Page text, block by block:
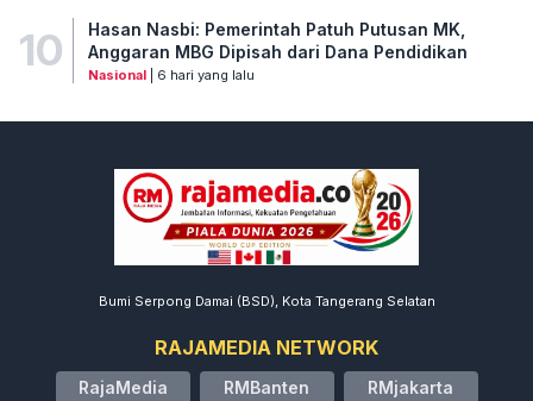
10
Hasan Nasbi: Pemerintah Patuh Putusan MK,
Anggaran MBG Dipisah dari Dana Pendidikan
Nasional| 6 hari yang lalu
Bumi Serpong Damai (BSD), Kota Tangerang Selatan
RAJAMEDIA NETWORK
RajaMedia RMBanten RMjakarta